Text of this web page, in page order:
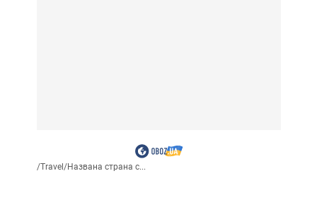
/Travel/Названа страна с...